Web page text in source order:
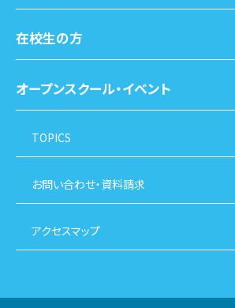
在校生の方
オープンスクール・イベント
TOPICS
お問い合わせ・資料請求
アクセスマップ